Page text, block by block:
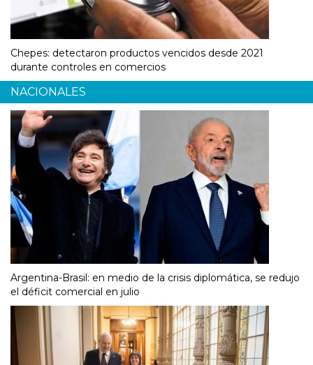
Chepes: detectaron productos vencidos desde 2021
durante controles en comercios
NACIONALES
Argentina-Brasil: en medio de la crisis diplomática, se redujo
el déficit comercial en julio